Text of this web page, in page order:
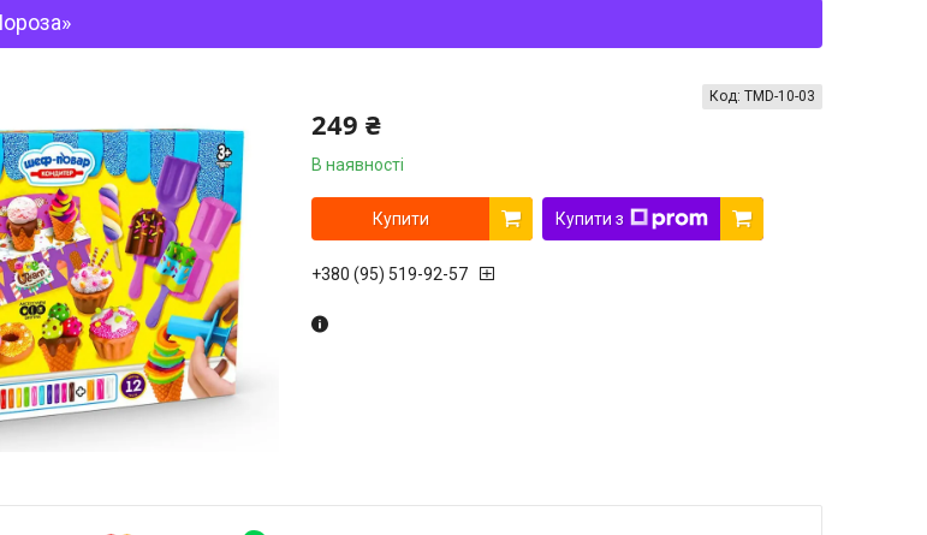
249 ₴
В наявності
Код: TMD-10-03
Купити Купити з
+380 (95) 519-92-57